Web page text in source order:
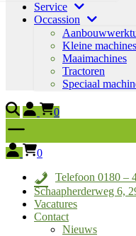
Service
Occassion
Kleine machines
Maaimachines
Tractoren
Speciaal
0
0
Telefoon 0180 –
Schaapherderweg 6,
Vacatures
Contact
Nieuws